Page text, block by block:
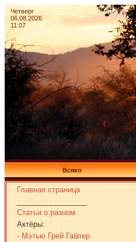
Четверг
06.08.2026
11:07
Всяко
Главная страница
Статьи о разном
Актёры:
- Мэтью Грей Габлер